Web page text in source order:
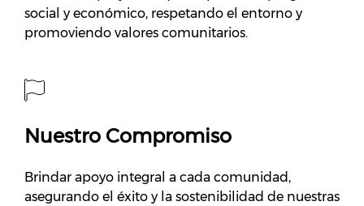
social y económico, respetando el entorno y
promoviendo valores comunitarios.
Nuestro Compromiso
Brindar apoyo integral a cada comunidad,
asegurando el éxito y la sostenibilidad de nuestras